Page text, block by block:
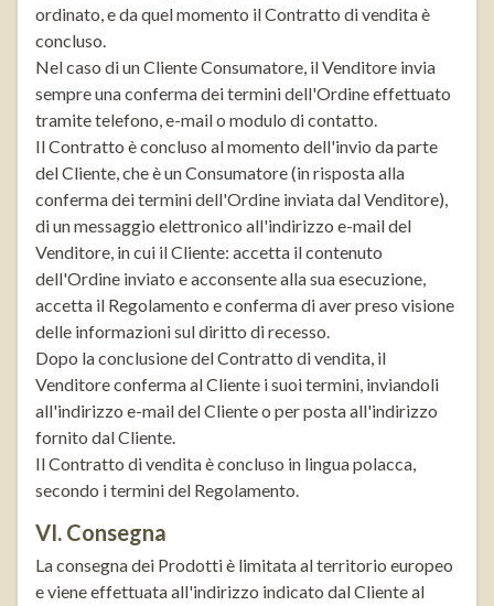
ordinato, e da quel momento il Contratto di vendita è
concluso.
Nel caso di un Cliente Consumatore, il Venditore invia
sempre una conferma dei termini dell'Ordine effettuato
tramite telefono, e-mail o modulo di contatto.
Il Contratto è concluso al momento dell'invio da parte
del Cliente, che è un Consumatore (in risposta alla
conferma dei termini dell'Ordine inviata dal Venditore),
di un messaggio elettronico all'indirizzo e-mail del
Venditore, in cui il Cliente: accetta il contenuto
dell'Ordine inviato e acconsente alla sua esecuzione,
accetta il Regolamento e conferma di aver preso visione
delle informazioni sul diritto di recesso.
Dopo la conclusione del Contratto di vendita, il
Venditore conferma al Cliente i suoi termini, inviandoli
all'indirizzo e-mail del Cliente o per posta all'indirizzo
fornito dal Cliente.
Il Contratto di vendita è concluso in lingua polacca,
secondo i termini del Regolamento.
VI. Consegna
La consegna dei Prodotti è limitata al territorio europeo
e viene effettuata all'indirizzo indicato dal Cliente al